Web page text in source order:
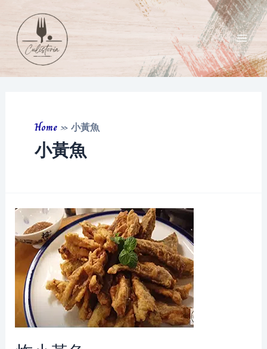
content
Main
Menu
Home »小黃魚
小黃魚